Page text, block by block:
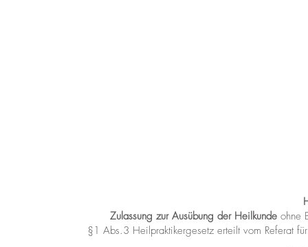
Zulassung zur Ausübung der Heilkunde ohne
§1 Abs.3 Heilpraktikergesetz erteilt vom Referat